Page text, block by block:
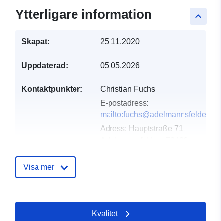
keyboard_arrow_up
Ytterligare information
Skapat: 25.11.2020
Uppdaterad: 05.05.2026
Kontaktpunkter:
Christian Fuchs
E-postadress:
mailto:fuchs@adelmannsfelden.de
Adress: Hauptstraße 71,
Katalogregister: Läggs till i data.europa.eu: 21
February 2026
Visa mer
Kvalitet